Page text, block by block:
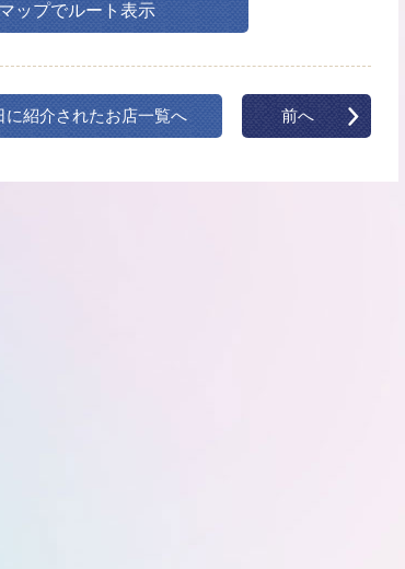
ップでルート表示
に紹介されたお店一覧へ 前へ